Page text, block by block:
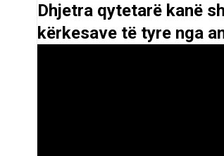
Dhjetra qytetarë kanë
kërkesave të tyre nga